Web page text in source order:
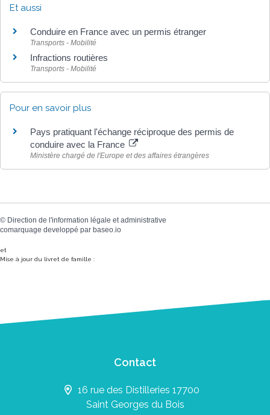
Et aussi
Conduire en France avec un permis étranger
Transports - Mobilité
Infractions routières
Transports - Mobilité
Pour en savoir plus
Pays pratiquant l'échange réciproque des permis de
conduire avec la France
Ministère chargé de l'Europe et des affaires étrangères
© Direction de l'information légale et administrative
comarquage developpé par baseo.io
et
Mise à jour du livret de famille :
Contact
16 rue des Distilleries 17700
Saint Georges du Bois